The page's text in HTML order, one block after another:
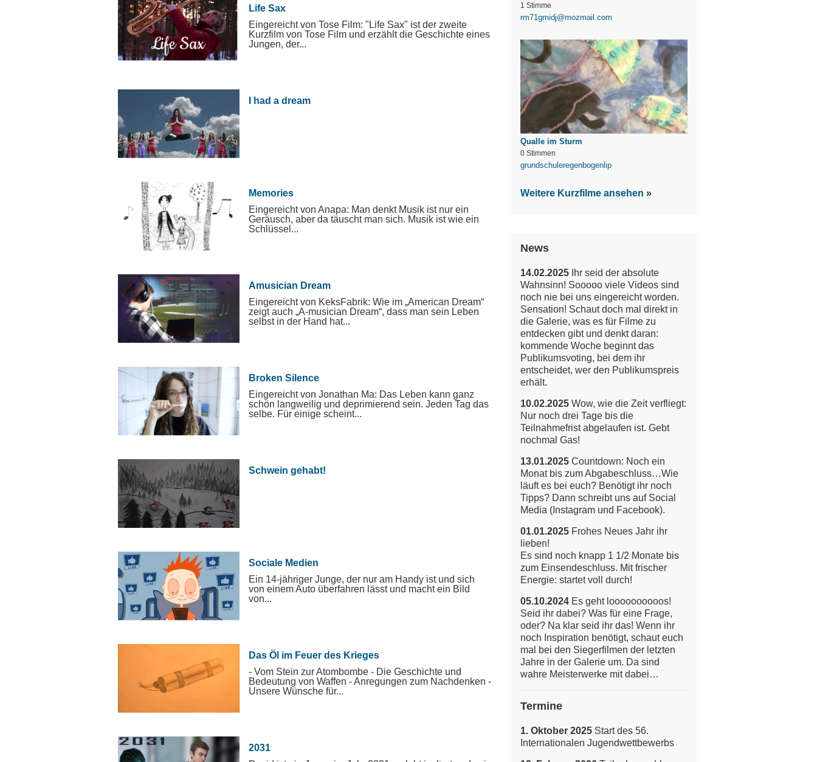
Life Sax
Eingereicht von Tose Film: "Life Sax" ist der zweite
Kurzfilm von Tose Film und erzählt die Geschichte eines
Jungen, der...
I had a dream
Memories
Eingereicht von Anapa: Man denkt Musik ist nur ein
Geräusch, aber da täuscht man sich. Musik ist wie ein
Schlüssel...
Amusician Dream
Eingereicht von KeksFabrik: Wie im „American Dream“
zeigt auch „A-musician Dream“, dass man sein Leben
selbst in der Hand hat...
Broken Silence
Eingereicht von Jonathan Ma: Das Leben kann ganz
schön langweilig und deprimierend sein. Jeden Tag das
selbe. Für einige scheint...
Schwein gehabt!
Sociale Medien
Ein 14-jähriger Junge, der nur am Handy ist und sich
von einem Auto überfahren lässt und macht ein Bild
von...
Das Öl im Feuer des Krieges
- Vom Stein zur Atombombe - Die Geschichte und
Bedeutung von Waffen - Anregungen zum Nachdenken -
Unsere Wünsche für...
2031
1 Stimme
rm71gmidj@mozmail.com
Qualle im Sturm
0 Stimmen
grundschuleregenbogenlip
Weitere Kurzfilme ansehen
News
14.02.2025
Ihr seid der absolute
Wahnsinn! Sooooo viele Videos sind
noch nie bei uns eingereicht worden.
Sensation! Schaut doch mal direkt in
die Galerie, was es für Filme zu
entdecken gibt und denkt daran:
kommende Woche beginnt das
Publikumsvoting, bei dem ihr
entscheidet, wer den Publikumspreis
erhält.
10.02.2025 Wow, wie die Zeit verfliegt:
Nur noch drei Tage bis die
Teilnahmefrist abgelaufen ist. Gebt
nochmal Gas!
13.01.2025 Countdown: Noch ein
Monat bis zum Abgabeschluss…Wie
läuft es bei euch? Benötigt ihr noch
Tipps? Dann schreibt uns auf Social
Media (Instagram und Facebook).
01.01.2025 Frohes Neues Jahr ihr
lieben!
Es sind noch knapp 1 1/2 Monate bis
zum Einsendeschluss. Mit frischer
Energie: startet voll durch!
05.10.2024 Es geht loooooooooos!
Seid ihr dabei? Was für eine Frage,
oder? Na klar seid ihr das! Wenn ihr
noch Inspiration benötigt, schaut euch
mal bei den Siegerfilmen der letzten
Jahre in der Galerie um. Da sind
wahre Meisterwerke mit dabei…
Termine
1. Oktober 2025 Start des 56.
Internationalen Jugendwettbewerbs